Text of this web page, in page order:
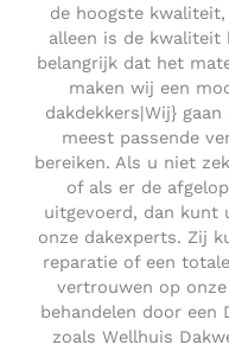
de hoogste
alleen is de kwaliteit
belangrijk dat het
maken wij een
dakdekkers|Wij}
meest passende
bereiken. Als u niet
of als er de
uitgevoerd, dan kunt
onze dakexperts. Zij
reparatie of een
vertrouwen op
behandelen door een
zoals Wellhuis